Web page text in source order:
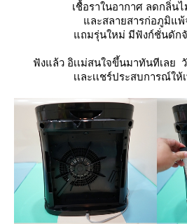
เชื้อราในอากาศ ลดกลิ่น
ละสลายสารก่อภูมิแพ้
ถมรุ่นใหม่ มีฟังก์ชั่นดัก
ฟังแล้ว อิเเม่สนใจขึ้นมาทันทีเลย
เเละเเชร์ประสบการณ์ใ